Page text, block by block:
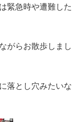
緊急時や遭難した
がらお散歩しまし
落とし穴みたいな